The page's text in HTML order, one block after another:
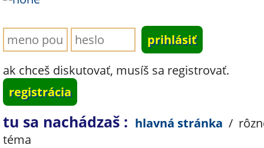
ak chceš diskutovať, musíš sa registrovať.
registrácia
tu sa nachádzaš : hlavná stránka /
téma